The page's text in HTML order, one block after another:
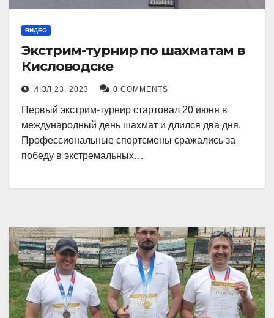
ВИДЕО
Экстрим-турнир по шахматам в
Кисловодске
ИЮЛ 23, 2023 0 COMMENTS
Первый экстрим-турнир стартовал 20 июня в
международный день шахмат и длился два дня.
Профессиональные спортсмены сражались за
победу в экстремальных…